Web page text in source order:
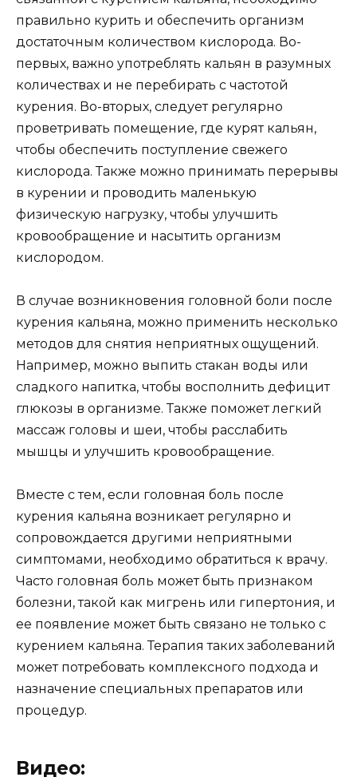
правильно курить и обеспечить организм
достаточным количеством кислорода. Во-
первых, важно употреблять кальян в разумных
количествах и не перебирать с частотой
курения. Во-вторых, следует регулярно
проветривать помещение, где курят кальян,
чтобы обеспечить поступление свежего
кислорода. Также можно принимать перерывы
в курении и проводить маленькую
физическую нагрузку, чтобы улучшить
кровообращение и насытить организм
кислородом.
В случае возникновения головной боли после
курения кальяна, можно применить несколько
методов для снятия неприятных ощущений.
Например, можно выпить стакан воды или
сладкого напитка, чтобы восполнить дефицит
глюкозы в организме. Также поможет легкий
массаж головы и шеи, чтобы расслабить
мышцы и улучшить кровообращение.
Вместе с тем, если головная боль после
курения кальяна возникает регулярно и
сопровождается другими неприятными
симптомами, необходимо обратиться к врачу.
Часто головная боль может быть признаком
болезни, такой как мигрень или гипертония, и
ее появление может быть связано не только с
курением кальяна. Терапия таких заболеваний
может потребовать комплексного подхода и
назначение специальных препаратов или
процедур.
Видео: